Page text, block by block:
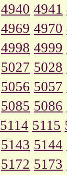
4940 4941
4969 4970
4998 4999
5027 5028
5056 5057
5085 5086
5114 5115
5143 5144
5172 5173